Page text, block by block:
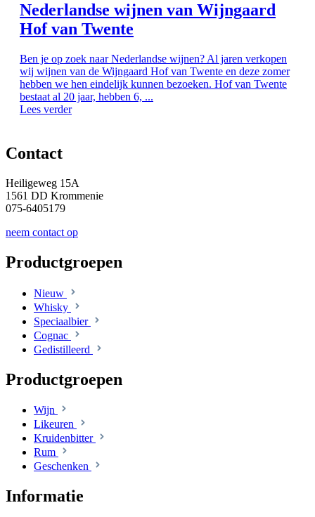
Nederlandse wijnen van Wijngaard
Hof van Twente
Ben je op zoek naar Nederlandse wijnen? Al jaren verkopen
wij wijnen van de Wijngaard Hof van Twente en deze zomer
hebben we hen eindelijk kunnen bezoeken. Hof van Twente
bestaat al 20 jaar, hebben 6, ...
Lees verder
Contact
Heiligeweg 15A
1561 DD Krommenie
075-6405179
neem contact op
Productgroepen
Nieuw
Whisky
Speciaalbier
Cognac
Gedistilleerd
Productgroepen
Wijn
Likeuren
Kruidenbitter
Rum
Geschenken
Informatie